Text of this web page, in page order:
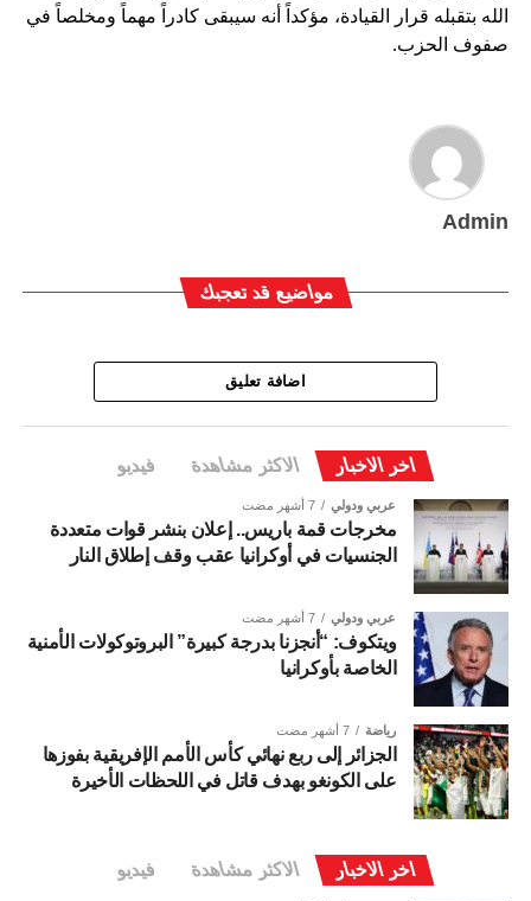
الله بتقبله قرار القيادة، مؤكداً أنه سيبقى كادراً مهماً ومخلصاً في
صفوف الحزب.
Admin
مواضيع قد تعجبك
اضافة تعليق
اخر الاخبار الاكثر مشاهدة فيديو
عربي ودولي 7 أشهر مضت
مخرجات قمة باريس.. إعلان بنشر قوات متعددة
الجنسيات في أوكرانيا عقب وقف إطلاق النار
عربي ودولي 7 أشهر مضت
ويتكوف: “أنجزنا بدرجة كبيرة” البروتوكولات الأمنية
الخاصة بأوكرانيا
رياضة 7 أشهر مضت
الجزائر إلى ربع نهائي كأس الأمم الإفريقية بفوزها
على الكونغو بهدف قاتل في اللحظات الأخيرة
اخر الاخبار الاكثر مشاهدة فيديو